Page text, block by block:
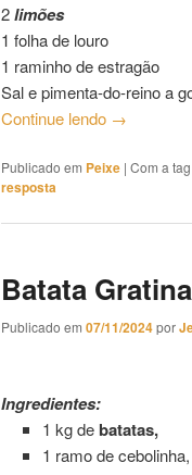
2limões
1 folha de louro
1 raminho de estragão
Sal e pimenta-do-reino a
Continue lendo →
Publicado em Peixe | Com a tag
resposta
Batata
Publicado em 07/11/2024por
Ingredientes:
1 kg debatatas,
1 ramo de cebolinha,